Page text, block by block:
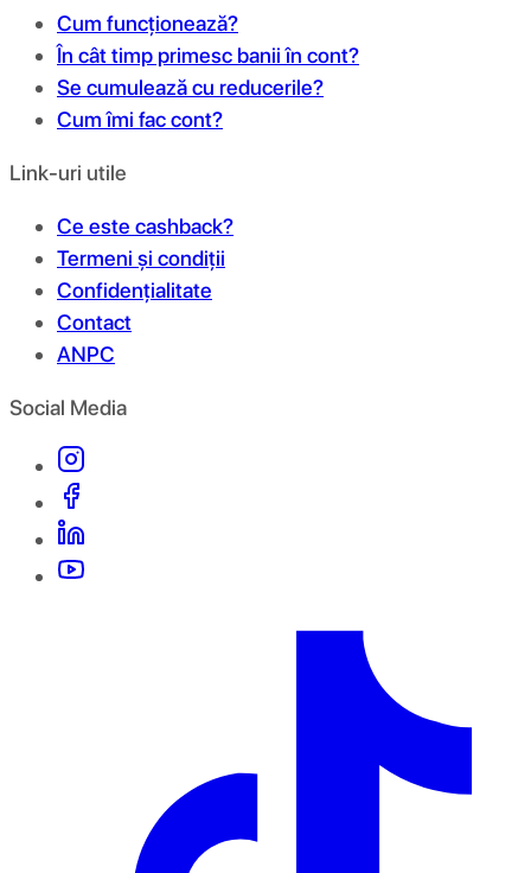
Cum funcționează?
În cât timp primesc banii în cont?
Se cumulează cu reducerile?
Cum îmi fac cont?
Link-uri utile
Ce este cashback?
Termeni și condiții
Confidențialitate
Contact
ANPC
Social Media